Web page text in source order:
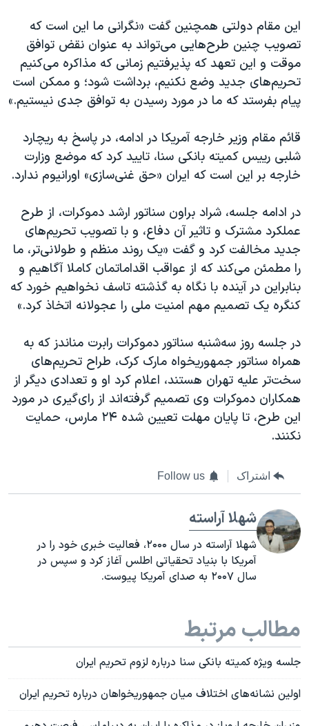
این مقام دولتی همچنین گفت «نگرانی ما این است که
تصویب چنین طرح‌هایی می‌تواند به عنوان نقض توافق
موقت و این تعهد که پذیرفتیم زمانی که مذاکره می‌کنیم
تحریم‌های جدید وضع نکنیم، برداشت شود؛ و ممکن است
پیام بفرستد که ما در مورد رسیدن به توافق جدی نیستیم.»
قائم مقام وزیر خارجه آمریکا در ادامه، در پاسخ به ریچارد
شلبی رییس کمیته بانکی سنا، تایید کرد که موضع وزارت
خارجه بر این است که ایران «حق غنی‌سازی» اورانیوم ندارد.
در ادامه جلسه، شراد براون سناتور ارشد دموکرات، از طرح
عملکرد مشترک و تاثیر آن دفاع، و با تصویب تحریم‌های
جدید مخالفت کرد و گفت «یک روند منظم و طولانی‌تر، ما
را مطمئن می‌کند که از عواقب اقداماتمان کاملا آگاهیم و
بنابراین در آینده با نگاه به گذشته تاسف نخواهیم خورد که
کنگره یک تصمیم مهم امنیت ملی را عجولانه اتخاذ کرد.»
در جلسه روز سه‌شنبه سناتور دموکرات رابرت مناندز که به
همراه سناتور جمهوریخواه مارک کرک، طراح تحریم‌های
سخت‌تر علیه تهران هستند، اعلام کرد او و تعدادی دیگر از
همکاران دموکرات وی تصمیم گرفته‌اند از رای‌گیری در مورد
این طرح، تا پایان مهلت تعیین شده ۲۴ مارس، حمایت
نکنند.
اشتراک Follow us
شهلا آراسته
شهلا آراسته در سال ۲۰۰۰، فعالیت خبری خود را در
آمریکا با بنیاد تحقیاتی اطلس آغاز کرد و سپس در
سال ۲۰۰۷ به صدای آمریکا پیوست.
مطالب مرتبط
جلسه ویژه کمیته بانکی سنا درباره لزوم تحریم ایران
اولین نشانه‌های اختلاف میان جمهوریخواهان درباره تحریم ایران